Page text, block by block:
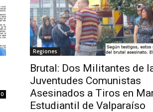
0
Regiones
Brutal: Dos Militantes de
Juventudes Comunistas
Asesinados a Tiros en
Estudiantil de Valparaíso